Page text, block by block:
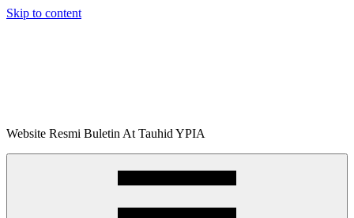
Skip to content
Buletin
Website Resmi Buletin At Tauhid YPIA